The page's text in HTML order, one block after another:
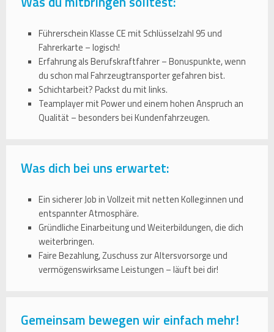
Führerschein Klasse CE mit Schlüsselzahl 95 und
Fahrerkarte – logisch!
Erfahrung als Berufskraftfahrer – Bonuspunkte, wenn
du schon mal Fahrzeugtransporter gefahren bist.
Schichtarbeit? Packst du mit links.
Teamplayer mit Power und einem hohen Anspruch an
Qualität – besonders bei Kundenfahrzeugen.
Was dich bei uns erwartet:
Ein sicherer Job in Vollzeit mit netten Kolleg:innen und
entspannter Atmosphäre.
Gründliche Einarbeitung und Weiterbildungen, die dich
weiterbringen.
Faire Bezahlung, Zuschuss zur Altersvorsorge und
vermögenswirksame Leistungen – läuft bei dir!
Gemeinsam bewegen wir einfach mehr!